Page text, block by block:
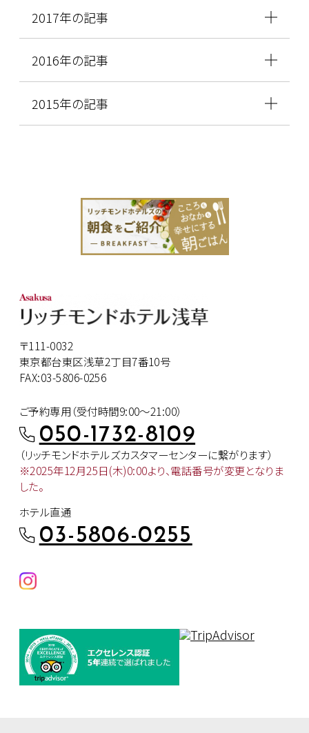
2017年の記事
2016年の記事
2015年の記事
〒111-0032
東京都台東区浅草2丁目7番10号
FAX:03-5806-0256
ご予約専用（受付時間9:00～21:00）
050-1732-8109
（リッチモンドホテルズカスタマーセンターに繋がります）
※2025年12月25日(木)0:00より、電話番号が変更となりま
した。
ホテル直通
03-5806-0255